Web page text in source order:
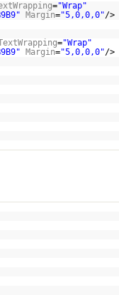
="Wrap"
Margin="5,0,0,0"/>
="Wrap"
Margin="5,0,0,0"/>